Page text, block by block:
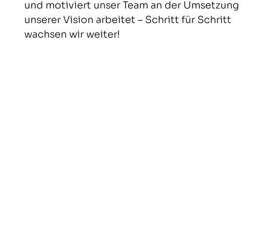
und motiviert unser Team an der Umsetzung
unserer Vision arbeitet – Schritt für Schritt
wachsen wir weiter!